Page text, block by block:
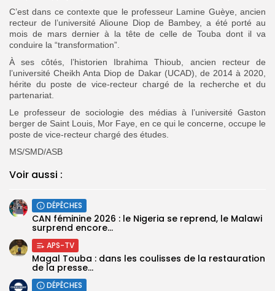
C’est dans ce contexte que le professeur Lamine Guèye, ancien
recteur de l’université Alioune Diop de Bambey, a été porté au
mois de mars dernier à la tête de celle de Touba dont il va
conduire la “transformation”.
À ses côtés, l’historien Ibrahima Thioub, ancien recteur de
l’université Cheikh Anta Diop de Dakar (UCAD), de 2014 à 2020,
hérite du poste de vice-recteur chargé de la recherche et du
partenariat.
Le professeur de sociologie des médias à l’université Gaston
berger de Saint Louis, Mor Faye, en ce qui le concerne, occupe le
poste de vice-recteur chargé des études.
MS/SMD/ASB
Voir aussi :
DÉPÊCHES
‎CAN féminine 2026 : le Nigeria se reprend, le Malawi
surprend encore...
APS-TV
Magal Touba : dans les coulisses de la restauration
de la presse...
DÉPÊCHES